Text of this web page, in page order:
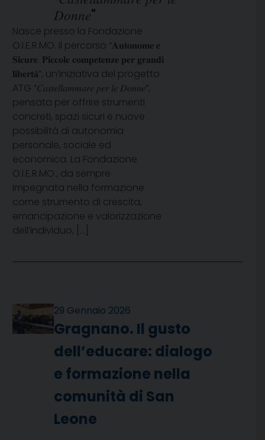
𝐷𝑜𝑛𝑛𝑒"
Nasce presso la Fondazione
O.I.E.R.MO. il percorso “𝐀𝐮𝐭𝐨𝐧𝐨𝐦𝐞 𝐞
𝐒𝐢𝐜𝐮𝐫𝐞. 𝐏𝐢𝐜𝐜𝐨𝐥𝐞 𝐜𝐨𝐦𝐩𝐞𝐭𝐞𝐧𝐳𝐞 𝐩𝐞𝐫 𝐠𝐫𝐚𝐧𝐝𝐢
𝐥𝐢𝐛𝐞𝐫𝐭𝐚̀”, un’iniziativa del progetto
ATG “𝐶𝑎𝑠𝑡𝑒𝑙𝑙𝑎𝑚𝑚𝑎𝑟𝑒 𝑝𝑒𝑟 𝑙𝑒 𝐷𝑜𝑛𝑛𝑒”,
pensata per offrire strumenti
concreti, spazi sicuri e nuove
possibilità di autonomia
personale, sociale ed
economica. La Fondazione
O.I.E.R.MO., da sempre
impegnata nella formazione
come strumento di crescita,
emancipazione e valorizzazione
dell’individuo, […]
29 Gennaio 2026
Gragnano. Il gusto
dell’educare: dialogo
e formazione nella
comunità di San
Leone